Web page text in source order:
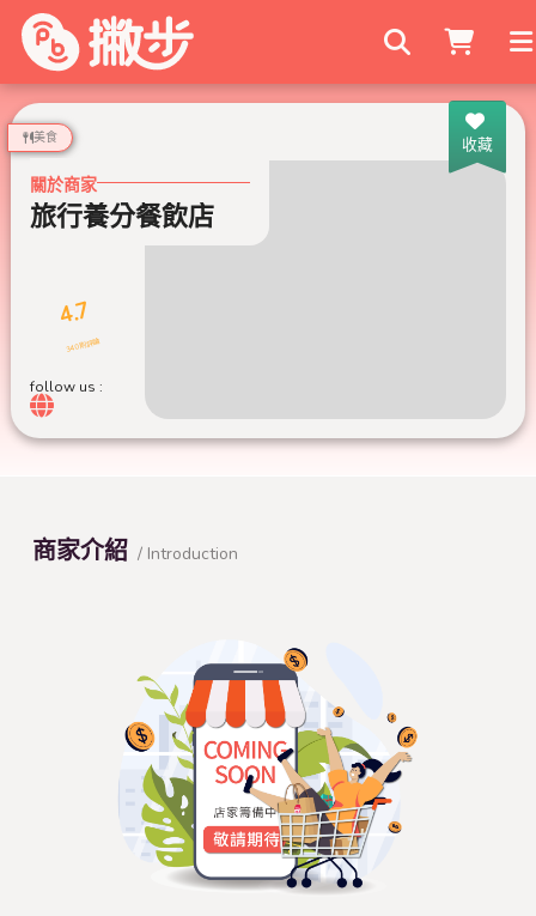
搜尋商家
收藏
美食
關於商家
旅行養分餐飲店
4.7
340 則評論
follow us :
商家介紹 / Introduction